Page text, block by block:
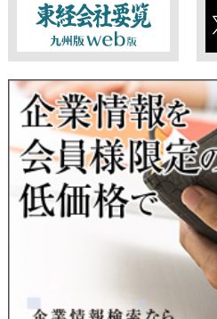
個人情報のご提供は任意ですが、必要
だけなかった場合は、上記利用目的を
ますのでご了承ください。
当社は、本人が自己の個人情報につい
追加・削除・利用停止・提供停止の希
人または代理人の請求応じて、個人デ
正・追加・削除・利用停止・提供停止
受付方法は、本人確認資料（運転免許
コピー）、「個人情報取扱申請書」「
申請の場合のみ必要となります）を当
＜個人情報保護に関するお問合せ・
〒802-0004 北九州市小倉北区鍛冶町
フリーダイヤル 0120-55-9986
東経会社要覧web版 X